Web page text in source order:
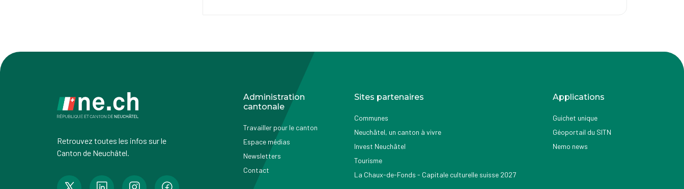
Retrouvez toutes les infos sur le
Canton de Neuchâtel.
Administration
cantonale
Travailler pour le canton
Espace médias
Newsletters
Contact
Sites partenaires
Communes
Neuchâtel, un canton à vivre
Invest Neuchâtel
Tourisme
La Chaux-de-Fonds - Capitale culturelle suisse 2027
Applications
Guichet unique
Géoportail du SITN
Nemo news